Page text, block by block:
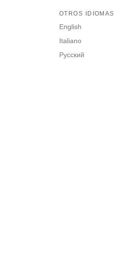
OTROS IDIOMAS
English
Italiano
Русский